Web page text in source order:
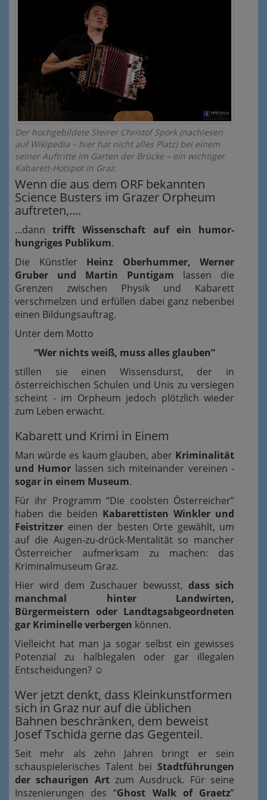
Der hochgebildete Steirer Christof Spörk (nachlesen
auf Wikipedia – hier hat nicht alles Platz) bei einem
seiner Auftritte im Garten der Brücke – ein wichtiger
Kabarett-Hotspot in Graz.
Wenn die aus dem ORF bekannten
Science Busters im Grazer Orpheum
auftreten,....
...danntrifft Wissenschaft auf ein humor-
hungriges Publikum.
Die Künstler Heinz Oberhummer, Werner
Gruber und Martin Puntigam lassen die
Grenzen zwischen Physik und Kabarett
verschmelzen und erfüllen dabei ganz nebenbei
einen Bildungsauftrag.
Unter dem Motto
“Wer nichts weiß, muss alles glauben”
stillen sie einen Wissensdurst, der in
österreichischen Schulen und Unis zu versiegen
scheint - im Orpheum jedoch plötzlich wieder
zum Leben erwacht.
Kabarett und Krimi in Einem
Man würde es kaum glauben, aber Kriminalität
und Humor lassen sich miteinander vereinen -
sogar in einem Museum.
Für ihr Programm “Die coolsten Österreicher”
haben die beiden Kabarettisten Winkler und
Feistritzer einen der besten Orte gewählt, um
auf die Augen-zu-drück-Mentalität so mancher
Österreicher aufmerksam zu machen: das
Kriminalmuseum Graz.
Hier wird dem Zuschauer bewusst, dass sich
manchmal hinter Landwirten,
Bürgermeistern oder Landtagsabgeordneten
gar Kriminelle verbergen können.
Vielleicht hat man ja sogar selbst ein gewisses
Potenzial zu halblegalen oder gar illegalen
Entscheidungen? ☺
Wer jetzt denkt, dass Kleinkunstformen
sich in Graz nur auf die üblichen
Bahnen beschränken, dem beweist
Josef Tschida gerne das Gegenteil.
Seit mehr als zehn Jahren bringt er sein
schauspielerisches Talent bei Stadtführungen
der schaurigen Artzum Ausdruck. Für seine
Inszenierungen des “Ghost Walk of Graetz”